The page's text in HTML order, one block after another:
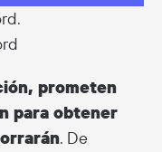
prometen
para obtener
. De